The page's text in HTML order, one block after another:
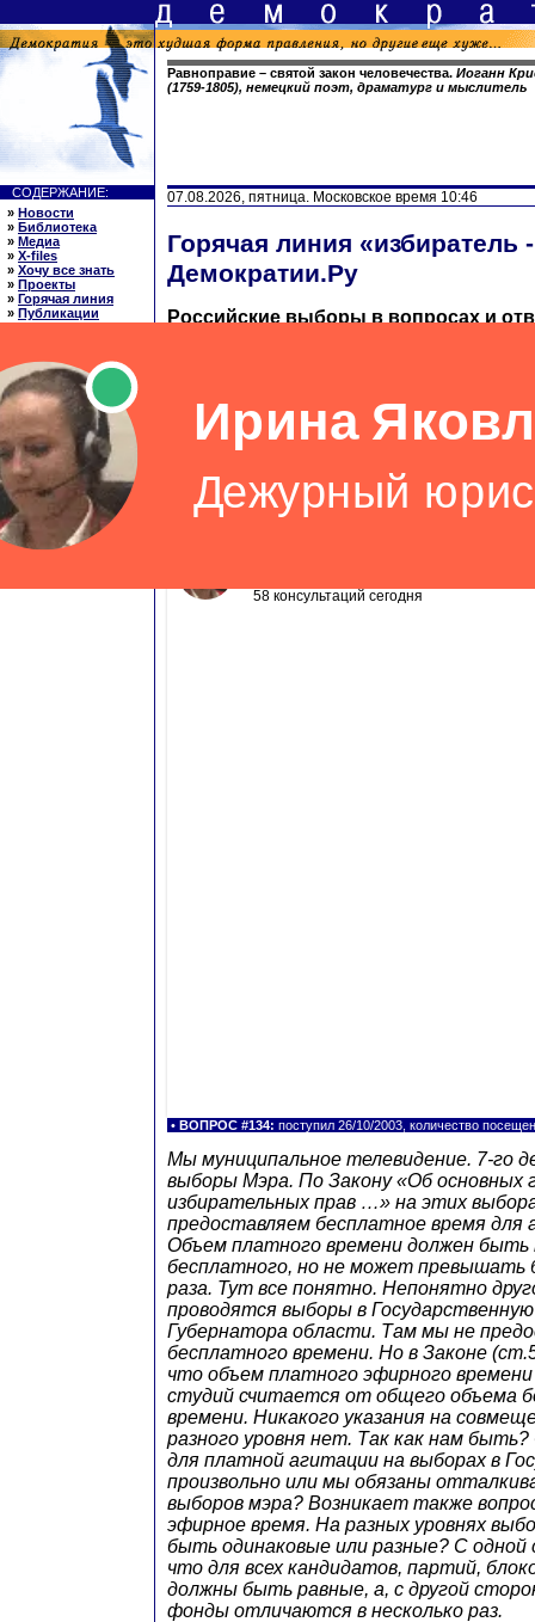
Равноправие – святой закон человечества. Иоганн
(1759-1805), немецкий поэт, драматург и мыслитель
СОДЕРЖАНИЕ:
» Новости
» Библиотека
» Медиа
» X-files
» Хочу все знать
» Проекты
» Горячая линия
» Публикации
» Ссылки
ССЫЛКИ:
07.08.2026, пятница. Московское время 10:46
Горячая линия «избиратель
Демократии.Ру
Российские выборы в вопросах и
• ВОПРОС #134: поступил 26/10/2003, количество
Мы муниципальное телевидение. 7-го
выборы Мэра. По Закону «Об основных
избирательных прав …» на этих
предоставляем бесплатное время для
Объем платного времени должен быть
бесплатного, но не может превышать
раза. Тут все понятно. Непонятно
проводятся выборы в
Губернатора области. Там мы не
бесплатного времени. Но в Законе
что объем платного эфирного
студий считается от общего объема
времени. Никакого указания на
разного уровня нет. Так как нам
для платной агитации на выборах в
произвольно или мы обязаны
выборов мэра? Возникает также
эфирное время. На разных уровнях
быть одинаковые или разные? С
что для всех кандидатов, партий,
должны быть равные, а, с другой
фонды отличаются в несколько раз.